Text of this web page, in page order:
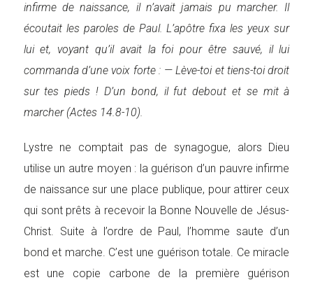
infirme de naissance, il n’avait jamais pu marcher. Il
écoutait les paroles de Paul. L’apôtre fixa les yeux sur
lui et, voyant qu’il avait la foi pour être sauvé, il lui
commanda d’une voix forte : — Lève-toi et tiens-toi droit
sur tes pieds ! D’un bond, il fut debout et se mit à
marcher (Actes 14.8-10).
Lystre ne comptait pas de synagogue, alors Dieu
utilise un autre moyen : la guérison d’un pauvre infirme
de naissance sur une place publique, pour attirer ceux
qui sont prêts à recevoir la Bonne Nouvelle de Jésus-
Christ. Suite à l’ordre de Paul, l’homme saute d’un
bond et marche. C’est une guérison totale. Ce miracle
est une copie carbone de la première guérison